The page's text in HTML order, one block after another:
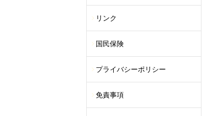
リンク
国民保険
プライバシーポリシー
免責事項